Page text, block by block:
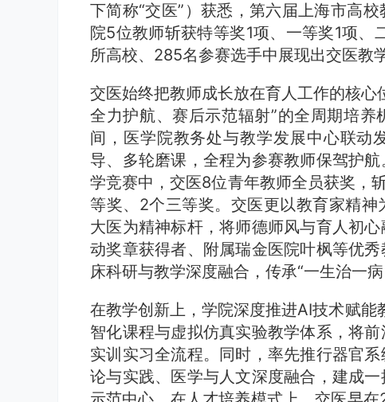
下简称“交医”）获悉，第六届上海市高
院5位教师斩获特等奖1项、一等奖1项
所高校、285名参赛选手中展现出交医教
交医始终把教师成长放在育人工作的核心
全力护航、赛后示范辐射”的全周期培
间，医学院教务处与教学发展中心联动
导、多轮磨课，全程为参赛教师保驾护
学竞赛中，交医8位青年教师全员获奖，
等奖、2个三等奖。交医更以教育家精
大医为精神标杆，将师德师风与育人初
动奖章获得者、附属瑞金医院叶枫等优
床科研与教学深度融合，传承“一生治一
在教学创新上，学院深度推进AI技术赋能
智化课程与虚拟仿真实验教学体系，将前
实训实习全流程。同时，率先推行器官
论与实践、医学与人文深度融合，建成